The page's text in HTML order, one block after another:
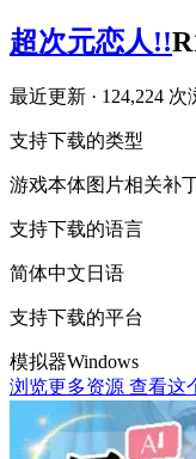
超次元恋人!!
最近更新 · 124,224 次
支持下载的类型
游戏本体图片相关补
支持下载的语言
简体中文 日语
支持下载的平台
模拟器Windows
浏览更多资源 查看这